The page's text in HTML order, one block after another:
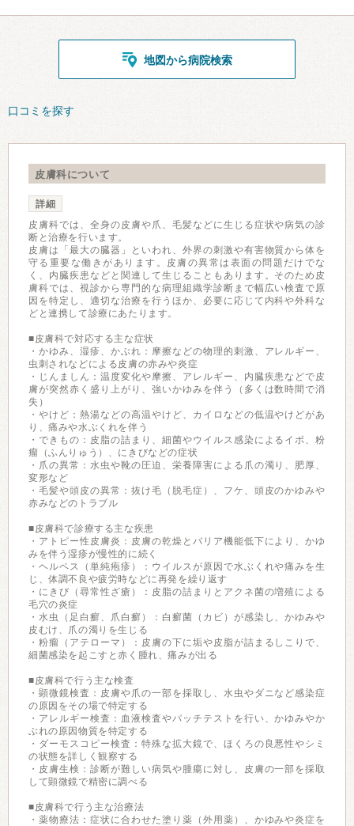
地図から病院検索
口コミを探す
皮膚科について
詳細
皮膚科では、全身の皮膚や爪、毛髪などに生じる症状や病気の診
断と治療を行います。
皮膚は「最大の臓器」といわれ、外界の刺激や有害物質から体を
守る重要な働きがあります。皮膚の異常は表面の問題だけでな
く、内臓疾患などと関連して生じることもあります。そのため皮
膚科では、視診から専門的な病理組織学診断まで幅広い検査で原
因を特定し、適切な治療を行うほか、必要に応じて内科や外科な
どと連携して診療にあたります。
■皮膚科で対応する主な症状
・かゆみ、湿疹、かぶれ：摩擦などの物理的刺激、アレルギー、
虫刺されなどによる皮膚の赤みや炎症
・じんましん：温度変化や摩擦、アレルギー、内臓疾患などで皮
膚が突然赤く盛り上がり、強いかゆみを伴う（多くは数時間で消
失）
・やけど：熱湯などの高温やけど、カイロなどの低温やけどがあ
り、痛みや水ぶくれを伴う
・できもの：皮脂の詰まり、細菌やウイルス感染によるイボ、粉
瘤（ふんりゅう）、にきびなどの症状
・爪の異常：水虫や靴の圧迫、栄養障害による爪の濁り、肥厚、
変形など
・毛髪や頭皮の異常：抜け毛（脱毛症）、フケ、頭皮のかゆみや
赤みなどのトラブル
■皮膚科で診療する主な疾患
・アトピー性皮膚炎：皮膚の乾燥とバリア機能低下により、かゆ
みを伴う湿疹が慢性的に続く
・ヘルペス（単純疱疹）：ウイルスが原因で水ぶくれや痛みを生
じ、体調不良や疲労時などに再発を繰り返す
・にきび（尋常性ざ瘡）：皮脂の詰まりとアクネ菌の増殖による
毛穴の炎症
・水虫（足白癬、爪白癬）：白癬菌（カビ）が感染し、かゆみや
皮むけ、爪の濁りを生じる
・粉瘤（アテローマ）：皮膚の下に垢や皮脂が詰まるしこりで、
細菌感染を起こすと赤く腫れ、痛みが出る
■皮膚科で行う主な検査
・顕微鏡検査：皮膚や爪の一部を採取し、水虫やダニなど感染症
の原因をその場で特定する
・アレルギー検査：血液検査やパッチテストを行い、かゆみやか
ぶれの原因物質を特定する
・ダーモスコピー検査：特殊な拡大鏡で、ほくろの良悪性やシミ
の状態を詳しく観察する
・皮膚生検：診断が難しい病気や腫瘍に対し、皮膚の一部を採取
して顕微鏡で精密に調べる
■皮膚科で行う主な治療法
・薬物療法：症状に合わせた塗り薬（外用薬）、かゆみや炎症を